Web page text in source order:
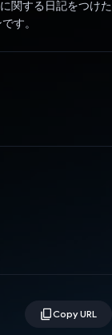
関する日記をつけた
す。